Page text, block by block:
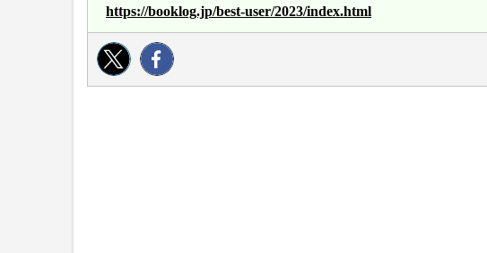
https://booklog.jp/best-user/2023/index.html